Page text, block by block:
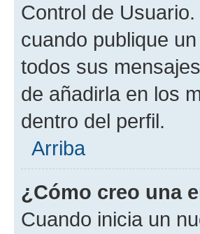
Control de
cuando publique
todos sus
de añadirla en los
dentro del perfil.
Arriba
¿Cómo creo una
Cuando inicia un